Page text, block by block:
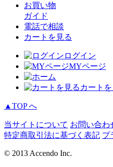
お買い物
ガイド
電話で相談
カートを見る
ログイン
MYページ
カート
▲TOP へ
当サイトについて お問い合わ
特定商取引法に基づく表記 プ
© 2013 Accendo Inc.